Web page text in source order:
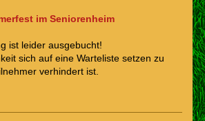
im Seniorenheim
ist leider ausgebucht!
sich auf eine Warteliste setzen zu
verhindert ist.